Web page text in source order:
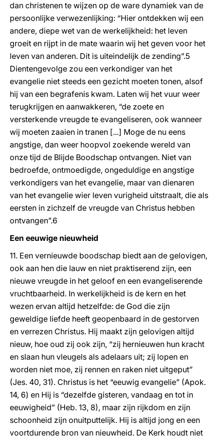
dan christenen te wijzen op de ware dynamiek van de
persoonlijke verwezenlijking: “Hier ontdekken wij een
andere, diepe wet van de werkelijkheid: het leven
groeit en rijpt in de mate waarin wij het geven voor het
leven van anderen. Dit is uiteindelijk de zending”.5
Dientengevolge zou een verkondiger van het
evangelie niet steeds een gezicht moeten tonen, alsof
hij van een begrafenis kwam. Laten wij het vuur weer
terugkrijgen en aanwakkeren, “de zoete en
versterkende vreugde te evangeliseren, ook wanneer
wij moeten zaaien in tranen [...] Moge de nu eens
angstige, dan weer hoopvol zoekende wereld van
onze tijd de Blijde Boodschap ontvangen. Niet van
bedroefde, ontmoedigde, ongeduldige en angstige
verkondigers van het evangelie, maar van dienaren
van het evangelie wier leven vurigheid uitstraalt, die als
eersten in zichzelf de vreugde van Christus hebben
ontvangen”.6
Een eeuwige nieuwheid
11. Een vernieuwde boodschap biedt aan de gelovigen,
ook aan hen die lauw en niet praktiserend zijn, een
nieuwe vreugde in het geloof en een evangeliserende
vruchtbaarheid. In werkelijkheid is de kern en het
wezen ervan altijd hetzelfde: de God die zijn
geweldige liefde heeft geopenbaard in de gestorven
en verrezen Christus. Hij maakt zijn gelovigen altijd
nieuw, hoe oud zij ook zijn, “zij hernieuwen hun kracht
en slaan hun vleugels als adelaars uit; zij lopen en
worden niet moe, zij rennen en raken niet uitgeput”
(Jes. 40, 31). Christus is het “eeuwig evangelie” (Apok.
14, 6) en Hij is “dezelfde gisteren, vandaag en tot in
eeuwigheid” (Heb. 13, 8), maar zijn rijkdom en zijn
schoonheid zijn onuitputtelijk. Hij is altijd jong en een
voortdurende bron van nieuwheid. De Kerk houdt niet